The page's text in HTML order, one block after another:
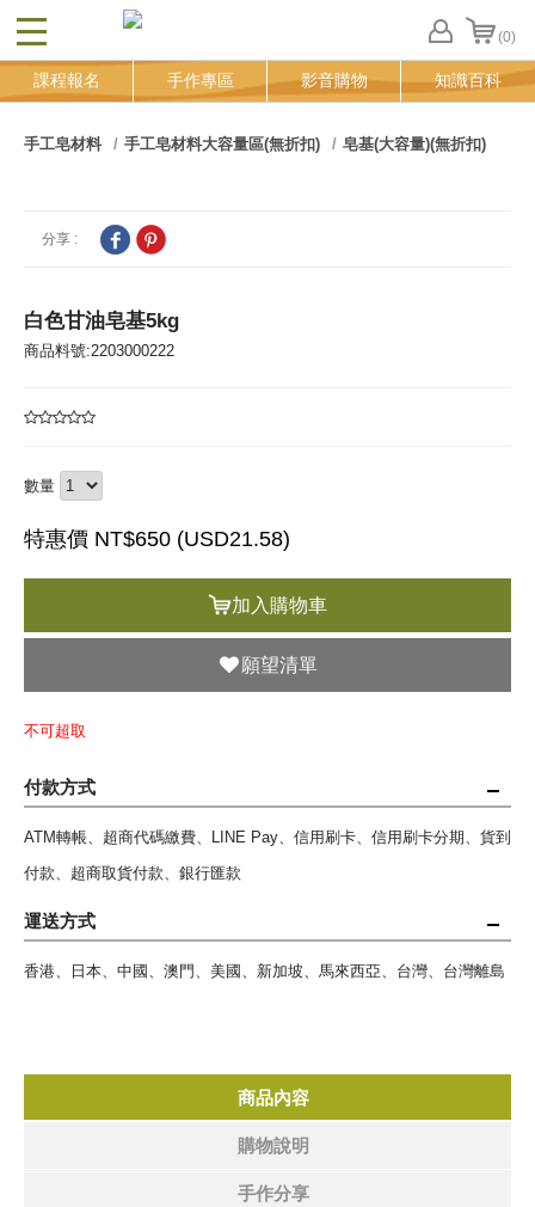
CLOSE (0)
FB
登
追
課程報名 手作專區 影音購物 知識百科
手工皂材料 手工皂材料大容量區(無折扣) 皂基(大容量)(無折扣)
分享 :
白色甘油皂基5kg
商品料號:2203000222
數量
特惠價 NT$650 (USD21.58)
加入購物車
願望清單
不可超取
付款方式
ATM轉帳、超商代碼繳費、LINE Pay、信用刷卡、信用刷卡分期、貨到
付款、超商取貨付款、銀行匯款
運送方式
香港、日本、中國、澳門、美國、新加坡、馬來西亞、台灣、台灣離島
商品內容
購物說明
手作分享